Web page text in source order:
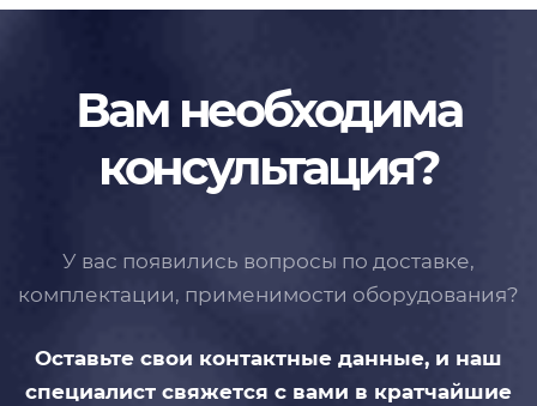
Вам необходима
консультация?
У вас появились вопросы по доставке,
комплектации, применимости оборудования?
Оставьте свои контактные данные, и наш
специалист свяжется с вами в кратчайшие